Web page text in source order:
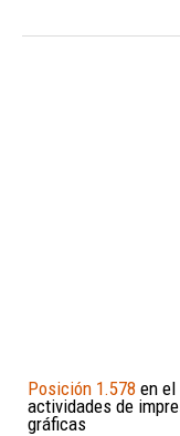
Posición 1.578 en el
actividades de
gráficas